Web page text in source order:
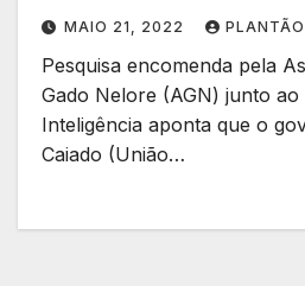
MAIO 21, 2022
Pesquisa encomenda pela
Gado Nelore (AGN) junto
Inteligência aponta que o
Caiado (União…